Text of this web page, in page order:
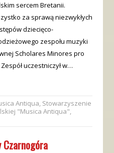
sercem Bretanii.
za sprawą niezwykłych
dziecięco-
zespołu muzyki
Scholares Minores pro
uczestniczył w…
Antiqua, Stowarzyszenie
"Musica Antiqua",